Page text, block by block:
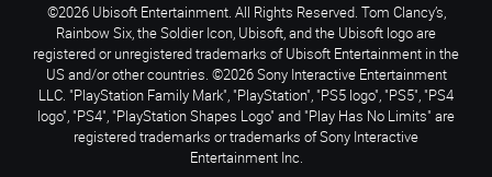
©2026 Ubisoft Entertainment. All Rights Reserved. Tom Clancy’s,
Rainbow Six, the Soldier Icon, Ubisoft, and the Ubisoft logo are
registered or unregistered trademarks of Ubisoft Entertainment in the
US and/or other countries. ©2026 Sony Interactive Entertainment
LLC. "PlayStation Family Mark", "PlayStation", "PS5 logo", "PS5", "PS4
logo", "PS4", "PlayStation Shapes Logo" and "Play Has No Limits" are
registered trademarks or trademarks of Sony Interactive
Entertainment Inc.